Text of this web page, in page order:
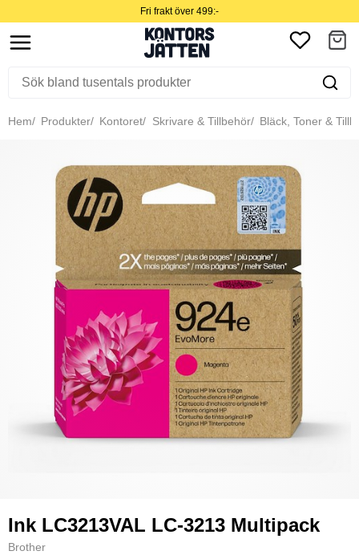
Fri frakt över 499:-
Hem Produkter Kontoret Skrivare & Tillbehör Bläck, Toner &
Ink LC3213VAL LC-3213 Multipack
Brother